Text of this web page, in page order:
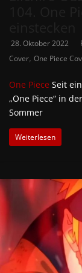
28. Oktober 2022
Cover, One Piece
One Piece Seit
„One Piece“ in
Sommer
Weiterlesen